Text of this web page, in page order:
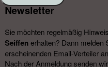
Newsletter​
Sie möchten regelmäßig
Seiffen erhalten? Dann melden
erscheinenden Email-Verteiler
Nach der Anmeldung senden